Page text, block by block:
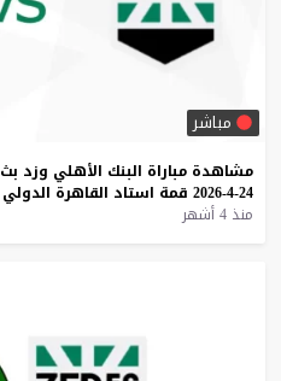
مباشر
مشاهدة مباراة البنك الأهلي وزد بث
24-4-2026
قمة استاد القاهرة الدولي
منذ 4 أشهر